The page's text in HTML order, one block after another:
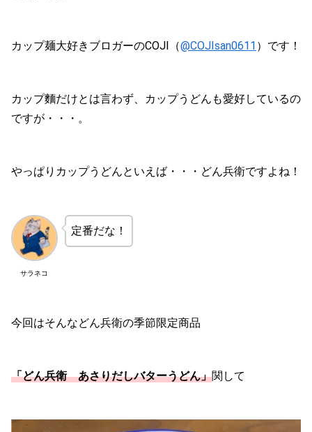
カップ麺大好きブロガーのCOJI（@COJIsan0611 ）です！
カップ麵だけとは言わず、カップうどんも愛好しているの
ですが・・・。
やっぱりカップうどんといえば・・・どん兵衛ですよね！
サラネコ
定番だな！
今回はそんなどん兵衛の季節限定商品
「どん兵衛 あさりだしバターうどん」関して